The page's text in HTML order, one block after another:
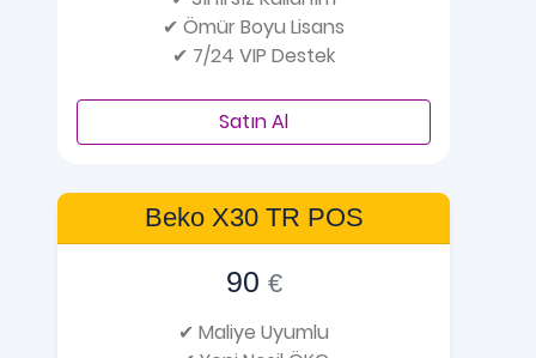
✔ Ömür Boyu Lisans
✔ 7/24 VIP Destek
Satın Al
Beko X30 TR POS
90 €
✔ Maliye Uyumlu